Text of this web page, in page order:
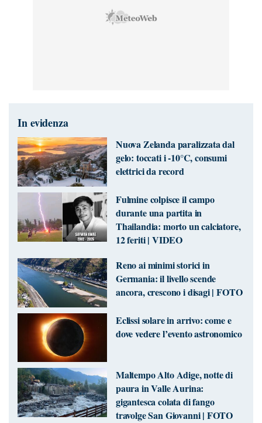
In evidenza
Nuova Zelanda paralizzata dal
gelo: toccati i -10°C, consumi
elettrici da record
Fulmine colpisce il campo
durante una partita in
Thailandia: morto un calciatore,
12 feriti | VIDEO
Reno ai minimi storici in
Germania: il livello scende
ancora, crescono i disagi | FOTO
Eclissi solare in arrivo: come e
dove vedere l’evento astronomico
Maltempo Alto Adige, notte di
paura in Valle Aurina:
gigantesca colata di fango
travolge San Giovanni | FOTO